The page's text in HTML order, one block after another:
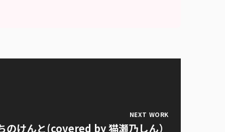
NEXT WORK
のけんと(covered by 猫瀬乃しん）